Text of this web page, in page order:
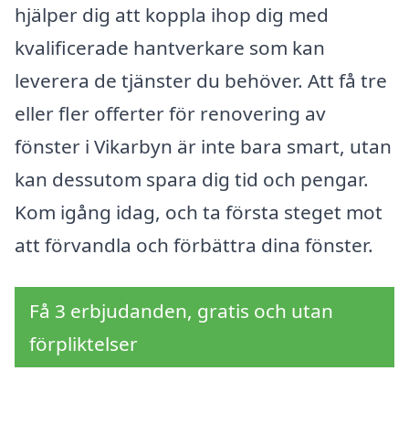
hjälper dig att koppla ihop dig med
kvalificerade hantverkare som kan
leverera de tjänster du behöver. Att få tre
eller fler offerter för renovering av
fönster i Vikarbyn är inte bara smart, utan
kan dessutom spara dig tid och pengar.
Kom igång idag, och ta första steget mot
att förvandla och förbättra dina fönster.
Få 3 erbjudanden, gratis och utan
förpliktelser